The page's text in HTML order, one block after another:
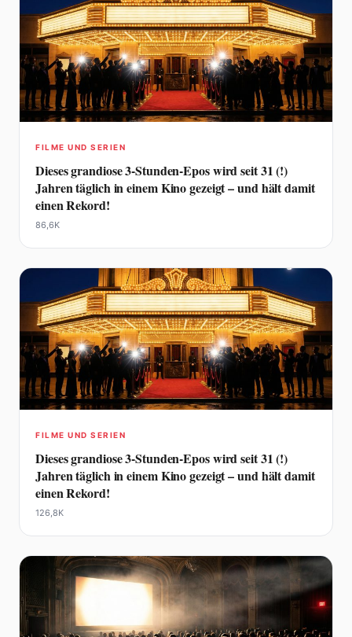
FILME UND SERIEN
Dieses grandiose 3-Stunden-Epos wird seit 31 (!)
Jahren täglich in einem Kino gezeigt – und hält damit
einen Rekord!
86,6K
FILME UND SERIEN
Dieses grandiose 3-Stunden-Epos wird seit 31 (!)
Jahren täglich in einem Kino gezeigt – und hält damit
einen Rekord!
126,8K